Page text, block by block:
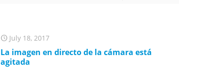
July 18, 2017
La imagen en directo de la cámara está
agitada